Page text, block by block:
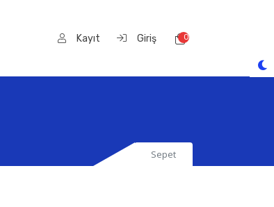
Kayıt Giriş 0
Sepet
Sepet